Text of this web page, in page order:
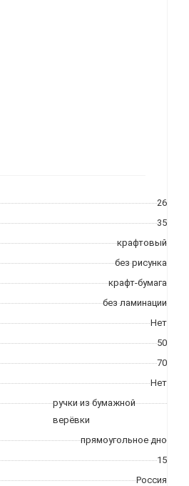
26
35
крафтовый
без рисунка
крафт-бумага
без ламинации
Нет
50
70
Нет
ручки из бумажной
верёвки
прямоугольное дно
15
Россия